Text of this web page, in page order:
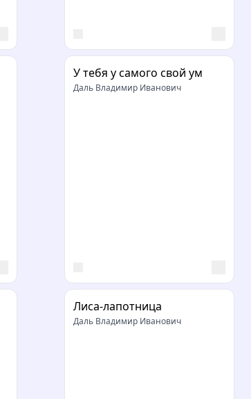
У тебя у самого свой ум
Даль Владимир Иванович
Лиса-лапотница
Даль Владимир Иванович